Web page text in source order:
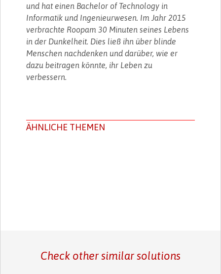
und hat einen Bachelor of Technology in
Informatik und Ingenieurwesen. Im Jahr 2015
verbrachte Roopam 30 Minuten seines Lebens
in der Dunkelheit. Dies ließ ihn über blinde
Menschen nachdenken und darüber, wie er
dazu beitragen könnte, ihr Leben zu
verbessern.
ÄHNLICHE THEMEN
Check other similar solutions